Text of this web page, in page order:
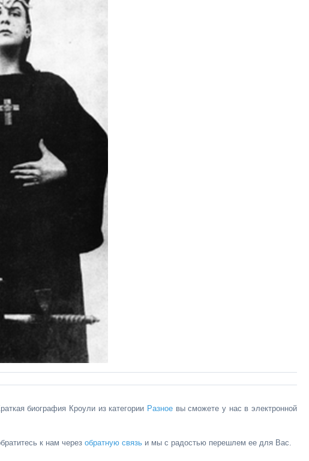
биография Кроули из категории Разное вы сможете у нас в электронной
к нам через обратную связь и мы с радостью перешлем ее для Вас.